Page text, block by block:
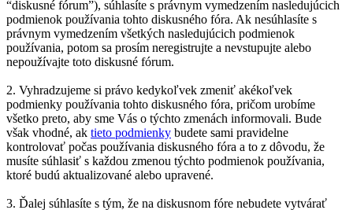
“diskusné fórum”), súhlasíte s právnym vymedzením nasledujúcich
podmienok používania tohto diskusného fóra. Ak nesúhlasíte s
právnym vymedzením všetkých nasledujúcich podmienok
používania, potom sa prosím neregistrujte a nevstupujte alebo
nepoužívajte toto diskusné fórum.
2. Vyhradzujeme si právo kedykoľvek zmeniť akékoľvek
podmienky používania tohto diskusného fóra, pričom urobíme
všetko preto, aby sme Vás o týchto zmenách informovali. Bude
však vhodné, ak tieto podmienky budete sami pravidelne
kontrolovať počas používania diskusného fóra a to z dôvodu, že
musíte súhlasiť s každou zmenou týchto podmienok používania,
ktoré budú aktualizované alebo upravené.
3. Ďalej súhlasíte s tým, že na diskusnom fóre nebudete vytvárať